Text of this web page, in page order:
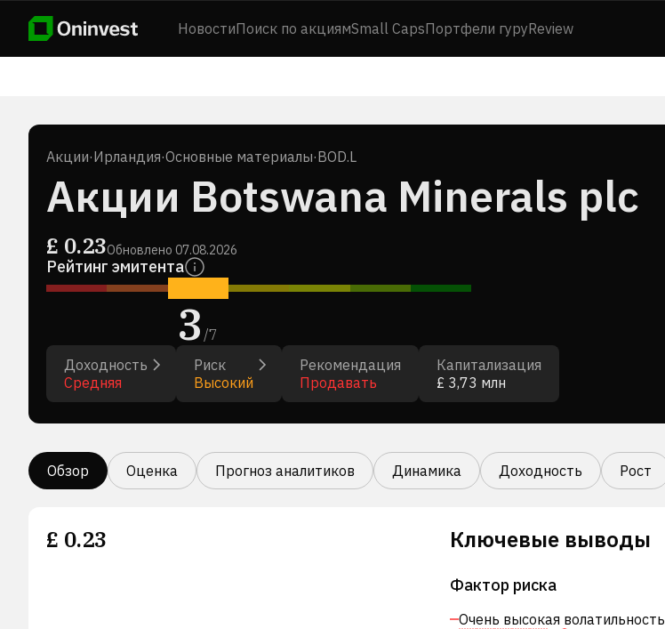
НовостиПоиск по акциямSmall CapsПортфели гуруReview
Акции·Ирландия·Основные материалы·BOD.L
Акции Botswana Minerals plc
£ 0.23Обновлено 07.08.2026
Рейтинг эмитента
3/7
Доходность
Средняя
Риск
Высокий
Рекомендация
Продавать
Капитализация
£ 3,73 млн
Обзор Оценка Прогноз аналитиков Динамика Доходность Рост
£ 0.23 Ключевые выводы
Фактор риска
Очень высокая волатильность